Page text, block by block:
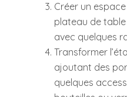
Créer un
plateau de table
avec quelques
Transformer
ajoutant des
quelques